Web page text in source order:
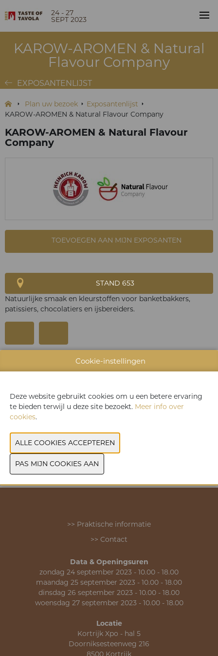
24 - 27
SEPT 2023
KAROW-AROMEN & Natural
Flavour Company
EXPOSANTENLIJST
Plan uw bezoek
Exposantenlijst
KAROW-AROMEN & Natural Flavour Company
KAROW-AROMEN & Natural Flavour
Company
TOEVOEGEN AAN MIJN EXPOSANTEN
STAND 653
Natuurlijke smaak en kleurstoffen voor banketbakkers,
patissiers, chocolatiers en ijsbereiders.
WEBSITE & CATALOGUS
FOTO'S
VORIGE
>> Praktische informatie
>> Contact
Data & Openingsuren
zondag 24 september 2023 - 10.00 - 18.00
maandag 25 september 2023 - 10.00 - 18.00
dinsdag 26 september 2023 - 10.00 - 18.00
woensdag 27 september 2023 - 10.00 - 18.00
Locatie
Kortrijk Xpo - hal 5
Doorniksesteenweg 216
8500 Kortrijk
Cookie-instellingen
Deze website gebruikt cookies om u een betere ervaring
te bieden terwijl u deze site bezoekt. Meer info over
cookies.